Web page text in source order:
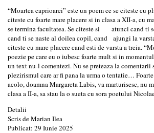
“Moartea caprioarei” este un poem ce se citeste cu
citeste cu foarte mare placere si in clasa a XII-a, cu
se termina facultatea. Se citeste si atunci cand ti
cand ti se naste al doilea copil, cand ajungi la
citeste cu mare placere cand esti de varsta a treia.
poezie pe care eu o iubesc foarte mult si in
un text nu-l comentezi. Nu se preteaza la comentarii
plezirismul care ar fi pana la urma o tentatie…
acolo, doamna Margareta Labis, va marturisesc, nu
clasa a II-a, sa stau la o sueta cu sora poetului
Detalii
Scris deMarian Ilea
Publicat: 29 Iunie 2025